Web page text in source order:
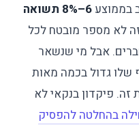
בממוצע
6–8% תשואה
לא מספר מובטח לכל
אבל מי שנשאר
הכסף שלו גדול בכמה מאות
פיקדון בנקאי לא
בהחלטה להפסיק